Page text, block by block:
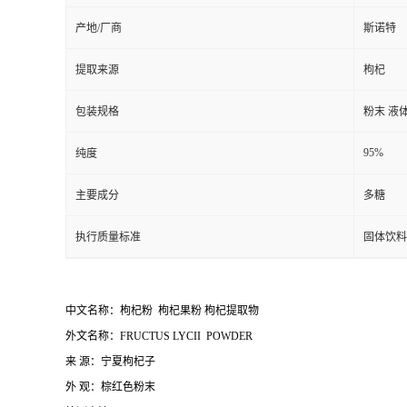
产地/厂商 斯诺特
提取来源 枸杞
包装规格 粉末 液
纯度 95%
主要成分 多糖
执行质量标准 固体饮料
中文名称：枸杞粉 枸杞果粉 枸杞提取物
外文名称：FRUCTUS LYCII POWDER
来 源：宁夏枸杞子
外 观：棕红色粉末